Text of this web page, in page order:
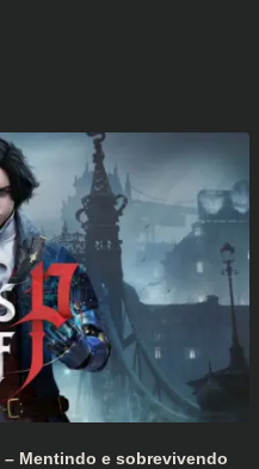
– Mentindo e sobrevivendo